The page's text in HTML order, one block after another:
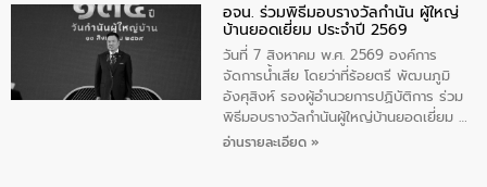
ทิพย์คำ รองผู้ว่าราชการจังหวัดมุกดาหาร
เป็นประธานในพิธี ณ เรือนจําชั่วคราวนาโสก
ตําบลนาโสก อําเภอเมืองมุกดาหาร จังหวัด
มุกดาหาร โดยในกิจกรรมได้ร่วมปลูกป่า และ
ทําความสะอาดภายในบริเวณ จัดกิจกรรม
เพื่อถวายเป็นพระราชกุศล สมเด็จพระนาง
เจ้าสิริกิติ์พระบรมราชินีนาถ พระบรมราช
อจน. ร่วมพิธีมอบรางวัลกำนัน ผู้ใหญ่
บ้านยอดเยี่ยม ประจำปี 2569
วันที่ 7 สิงหาคม พ.ศ. 2569 องค์การ
จัดการน้ำเสีย โดยว่าที่ร้อยตรี พัฒนภูมิ
อังศุสิงห์ รองผู้อำนวยการปฏิบัติการ ร่วม
พิธีมอบรางวัลกำนันผู้ใหญ่บ้านยอดเยี่ยม ณ
ทำเนียบรัฐบาล โดยมีนายอนุทิน ชาญวีรกูล
อ่านรายละเอียด »